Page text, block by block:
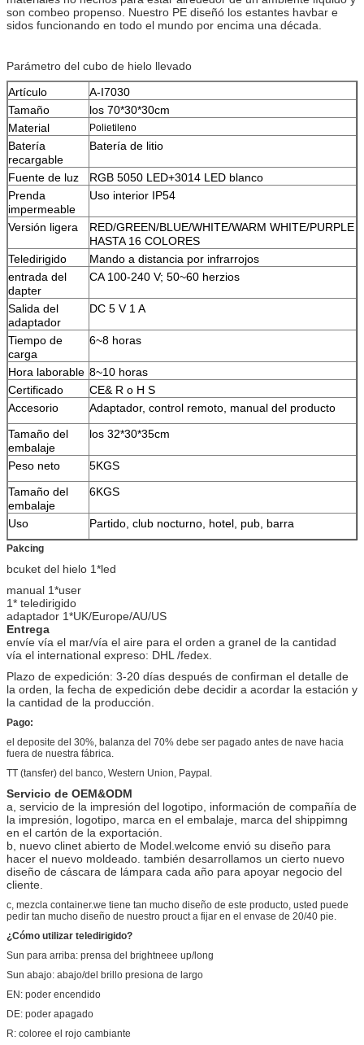
son combeo propenso. Nuestro PE diseñó los estantes havbar e
sidos funcionando en todo el mundo por encima una década.
Parámetro del cubo de hielo llevado
Artículo
A-I7030
Tamaño
los 70*30*30cm
Material
Polietileno
Batería
recargable
Batería de litio
Fuente de luz
RGB 5050 LED+3014 LED blanco
Prenda
impermeable
Uso interior IP54
Versión ligera
RED/GREEN/BLUE/WHITE/WARM WHITE/PURPLE
HASTA 16 COLORES
Teledirigido
Mando a distancia por infrarrojos
entrada del
dapter
CA 100-240 V; 50~60 herzios
Salida del
adaptador
DC 5 V 1 A
Tiempo de
carga
6~8 horas
Hora laborable 8~10 horas
Certificado
CE& R o H S
Accesorio
Adaptador, control remoto, manual del producto
Tamaño del
embalaje
los 32*30*35cm
Peso neto
5KGS
Tamaño del
embalaje
6KGS
Uso Partido, club nocturno, hotel, pub, barra
Pakcing
bcuket del hielo 1*led
manual 1*user
1* teledirigido
adaptador 1*UK/Europe/AU/US
Entrega
envíe vía el mar/vía el aire para el orden a granel de la cantidad
vía el international expreso: DHL /fedex.
Plazo de expedición: 3-20 días después de confirman el detalle de
la orden, la fecha de expedición debe decidir a acordar la estación y
la cantidad de la producción.
Pago:
el deposite del 30%, balanza del 70% debe ser pagado antes de nave hacia
fuera de nuestra fábrica.
TT (tansfer) del banco, Western Union, Paypal.
Servicio de OEM&ODM
a, servicio de la impresión del logotipo, información de compañía de
la impresión, logotipo, marca en el embalaje, marca del shippimng
en el cartón de la exportación.
b, nuevo clinet abierto de Model.welcome envió su diseño para
hacer el nuevo moldeado. también desarrollamos un cierto nuevo
diseño de cáscara de lámpara cada año para apoyar negocio del
cliente.
c, mezcla container.we tiene tan mucho diseño de este producto, usted puede
pedir tan mucho diseño de nuestro prouct a fijar en el envase de 20/40 pie.
¿Cómo utilizar teledirigido?
Sun para arriba: prensa del brightneee up/long
Sun abajo: abajo/del brillo presiona de largo
EN: poder encendido
DE: poder apagado
R: coloree el rojo cambiante